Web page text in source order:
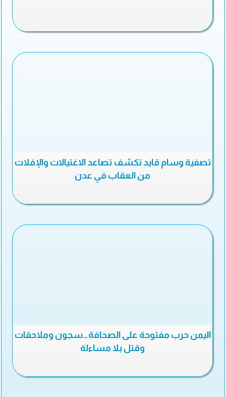
تصفية وسام قايد تكشف تصاعد الاغتيالات والإفلات
من العقاب في عدن
اليمن حرب مفتوحة على الصحافة…سجون وملاحقات
وقتل بلا مساءلة